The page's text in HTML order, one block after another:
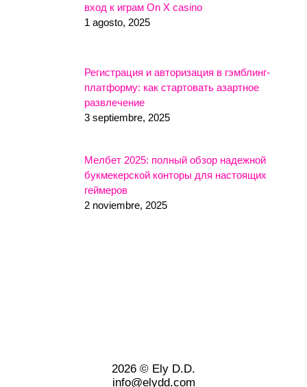
вход к играм On X casino
1 agosto, 2025
Регистрация и авторизация в гэмблинг-
платформу: как стартовать азартное
развлечение
3 septiembre, 2025
Мелбет 2025: полный обзор надежной
букмекерской конторы для настоящих
геймеров
2 noviembre, 2025
2026 © Ely D.D.
info@elydd.com